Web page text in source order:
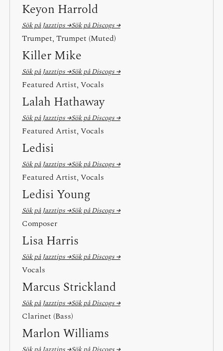
Keyon Harrold
Sök på Jazztips →Sök på Discogs →
Trumpet, Trumpet (Muted)
Killer Mike
Sök på Jazztips →Sök på Discogs →
Featured Artist, Vocals
Lalah Hathaway
Sök på Jazztips →Sök på Discogs →
Featured Artist, Vocals
Ledisi
Sök på Jazztips →Sök på Discogs →
Featured Artist, Vocals
Ledisi Young
Sök på Jazztips →Sök på Discogs →
Composer
Lisa Harris
Sök på Jazztips →Sök på Discogs →
Vocals
Marcus Strickland
Sök på Jazztips →Sök på Discogs →
Clarinet (Bass)
Marlon Williams